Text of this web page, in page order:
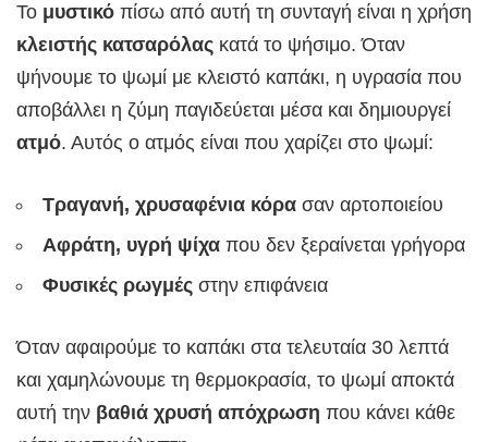
Το μυστικό πίσω από αυτή τη συνταγή είναι η χρήση
κλειστής κατσαρόλας κατά το ψήσιμο. Όταν
ψήνουμε το ψωμί με κλειστό καπάκι, η υγρασία που
αποβάλλει η ζύμη παγιδεύεται μέσα και δημιουργεί
ατμό. Αυτός ο ατμός είναι που χαρίζει στο ψωμί:
Τραγανή, χρυσαφένια κόρα σαν αρτοποιείου
Αφράτη, υγρή ψίχα που δεν ξεραίνεται γρήγορα
Φυσικές ρωγμές στην επιφάνεια
Όταν αφαιρούμε το καπάκι στα τελευταία 30 λεπτά
και χαμηλώνουμε τη θερμοκρασία, το ψωμί αποκτά
αυτή την βαθιά χρυσή απόχρωση που κάνει κάθε